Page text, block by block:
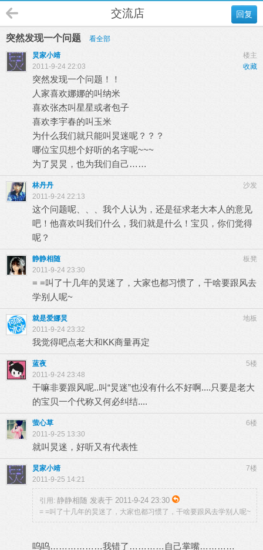
回复
交流店
突然发现一个问题
看全部
楼主
炅家小靖
收藏
2011-9-24 22:03
突然发现一个问题！！
人家喜欢娜娜的叫纳米
喜欢张杰叫星星或者包子
喜欢李宇春的叫玉米
为什么我们就只能叫炅迷呢？？？
哪位宝贝想个好听的名字呢~~~
为了炅炅，也为我们自己……
沙发
林丹丹
2011-9-24 22:13
这个问题呢、、、我个人认为，还是征求老大本人的意见
吧！他喜欢叫我们什么，我们就是什么！宝贝，你们觉得
呢？
板凳
静静相随
2011-9-24 23:30
= =叫了十几年的炅迷了，大家也都习惯了，干啥要跟风去
学别人呢~
地板
就是爱娜炅
2011-9-24 23:32
我觉得吧点老大和KK商量再定
5楼
蓝夜
2011-9-24 23:48
干嘛非要跟风呢..叫“炅迷”也没有什么不好啊....只要是老大
的宝贝一个代称又何必纠结....
6楼
萤心草
2011-9-25 13:30
就叫炅迷，好听又有代表性
7楼
炅家小靖
2011-9-25 14:21
引用: 静静相随 发表于 2011-9-24 23:30
= =叫了十几年的炅迷了，大家也都习惯了，干啥要跟风去学别人呢~
呜呜………………我错了…………自己掌嘴…………